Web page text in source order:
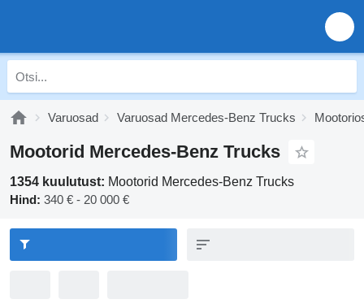
Varuosad Varuosad Mercedes-Benz Trucks
Mootorid Mercedes-Benz Trucks
1354 kuulutust: Mootorid Mercedes-Benz Trucks
Hind: 340 € - 20 000 €